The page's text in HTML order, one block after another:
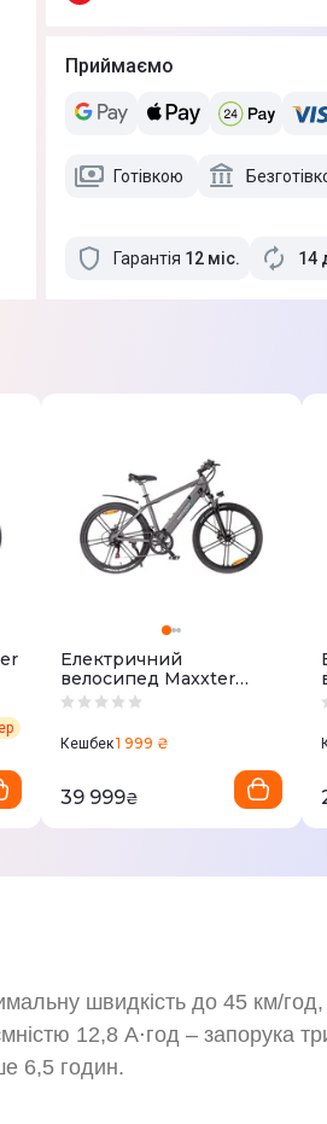
Приймаємо
Готівкою
Гарантія 12 міс. 14
Електричний
велосипед Maxxter
RANGER (Gray)
Кешбек1 999 ₴
39 999₴
швидкість до 45 км/
12,8 А⋅год – запорука
6,5 годин.